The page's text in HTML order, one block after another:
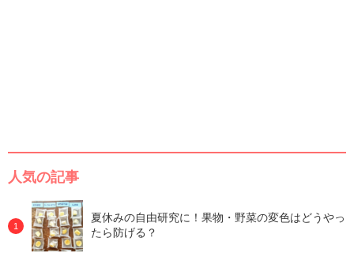
人気の記事
夏休みの自由研究に！果物・野菜の変色はどうやっ
たら防げる？